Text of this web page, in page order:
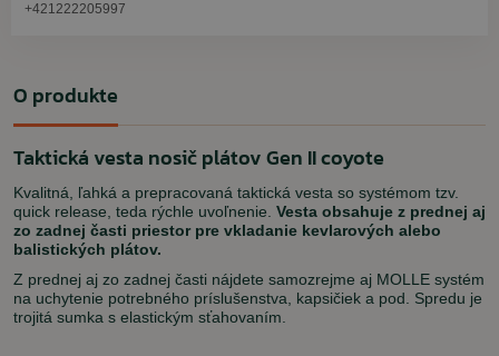
+421222205997
O produkte
Taktická vesta nosič plátov Gen II coyote
Kvalitná, ľahká a prepracovaná taktická vesta so systémom tzv.
quick release, teda rýchle uvoľnenie. Vesta obsahuje z prednej aj
zo zadnej časti priestor pre vkladanie kevlarových alebo
balistických plátov.
Z prednej aj zo zadnej časti nájdete samozrejme aj MOLLE systém
na uchytenie potrebného príslušenstva, kapsičiek a pod. Spredu je
trojitá sumka s elastickým sťahovaním.